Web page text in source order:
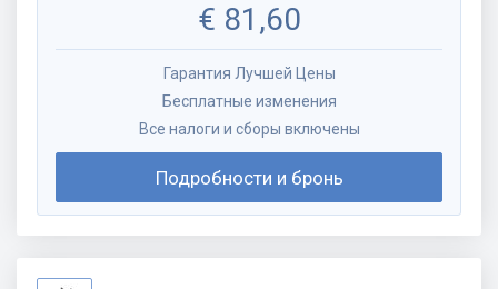
€ 81,60
Гарантия Лучшей Цены
Бесплатные изменения
Все налоги и сборы включены
Подробности и бронь